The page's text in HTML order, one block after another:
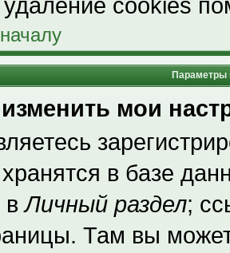
cookies
Параметры
мои
хранятся в базе
вЛичный раздел;
Там вы